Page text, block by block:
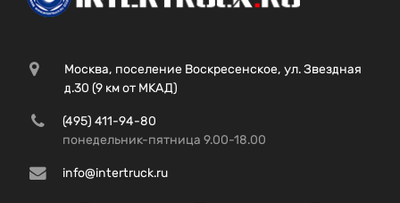
Москва, поселение Воскресенское, ул. Звездная
д.30 (9 км от МКАД)
(495) 411-94-80
понедельник-пятница 9.00-18.00
info@intertruck.ru